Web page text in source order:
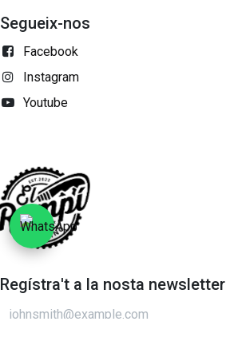
Segueix-nos
Facebook
Instagram
Youtube
Regístra't a la nosta newsletter